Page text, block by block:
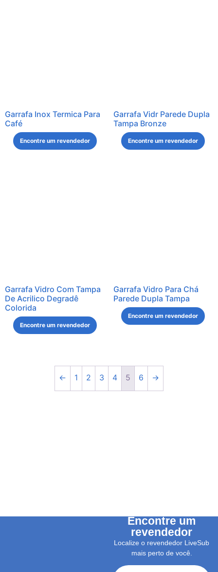
Garrafa Inox Termica Para
Café
Encontre um revendedor
Garrafa Vidr Parede Dupla
Tampa Bronze
Encontre um revendedor
Garrafa Vidro Com Tampa
De Acrilico Degradê
Colorida
Encontre um revendedor
Garrafa Vidro Para Chá
Parede Dupla Tampa
Encontre um revendedor
← 1 2 3 4 5 6 →
Encontre um
revendedor
Localize o revendedor LiveSub
mais perto de você.